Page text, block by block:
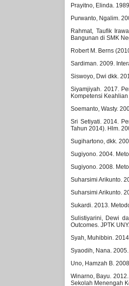
Prayitno, Elinda.
Purwanto, Ngalim.
Rahmat, Taufik
Bangunan di SMK
Robert M. Berns
Sardiman. 2009.
Siswoyo, Dwi dkk.
Siyamjiyah. 2017.
Kompetensi
Soemanto, Wasty.
Sri Setiyati. 2014.
Tahun 2014). Hlm.
Sugihartono, dkk.
Sugiyono. 2004.
Sugiyono. 2008.
Suharsimi Arikunto.
Suharsimi Arikunto.
Sukardi. 2013.
Sulistiyarini, Dewi
Outcomes. JPTK
Syah, Muhibbin.
Syaodih, Nana.
Uno, Hamzah B.
Winarno, Bayu.
Sekolah Menengah